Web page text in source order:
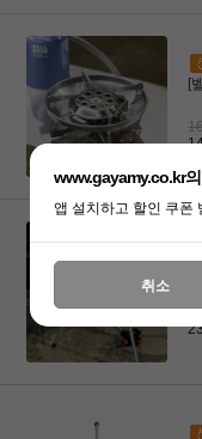
[
www.gayamy.co.kr
앱 설치하고 할인 쿠폰
취소